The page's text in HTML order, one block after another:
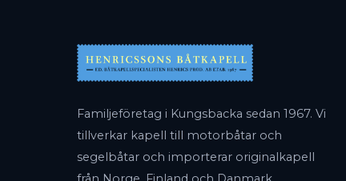
Familjeföretag i Kungsbacka sedan 1967. Vi
tillverkar kapell till motorbåtar och
segelbåtar och importerar originalkapell